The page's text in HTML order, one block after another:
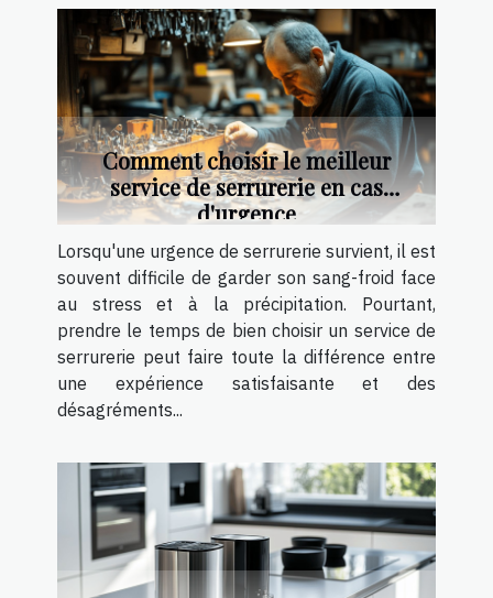
Comment choisir le meilleur
service de serrurerie en cas
d'urgence
Lorsqu'une urgence de serrurerie survient, il est
souvent difficile de garder son sang-froid face
au stress et à la précipitation. Pourtant,
prendre le temps de bien choisir un service de
serrurerie peut faire toute la différence entre
une expérience satisfaisante et des
désagréments...